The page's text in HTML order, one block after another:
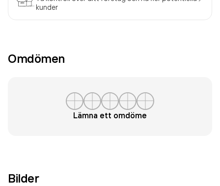
kunder
Omdömen
Lämna ett omdöme
Bilder